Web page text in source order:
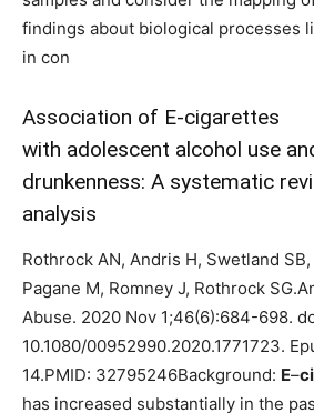
findings about biological processes
in con
Association of E-cigarettes
with adolescent alcohol use
drunkenness: A systematic
analysis
Rothrock AN, Andris H, Swetland SB,
Pagane M, Romney J, Rothrock
Abuse. 2020 Nov 1;46(6):684-698.
10.1080/00952990.2020.1771723.
14.PMID: 32795246Background: E–
has increased substantially in the